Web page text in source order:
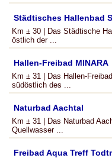
Städtisches Hallenbad
Km ± 30 | Das Städtische
östlich der ...
Hallen-Freibad MINARA
Km ± 31 | Das Hallen-
südöstlich des ...
Naturbad Aachtal
Km ± 31 | Das Naturbad
Quellwasser ...
Freibad Aqua Treff